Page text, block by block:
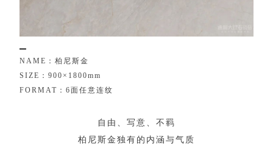
NAM E ： 柏 尼斯金
S IZE ： 900 × 1 800mm
FORM AT ： 6面任意连纹
自 由 写 意 不 羁
柏 尼斯金 独 有 的 内 涵 与气 质